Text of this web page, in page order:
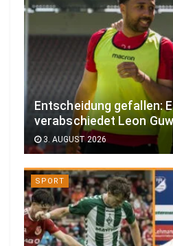
Entscheidung gefallen:
verabschiedet Leon
3. AUGUST 2026
SPORT